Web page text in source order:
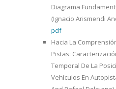
Diagrama
(Ignacio Arismendi
pdf
Hacia La
Pistas:
Temporal De La
Vehículos En